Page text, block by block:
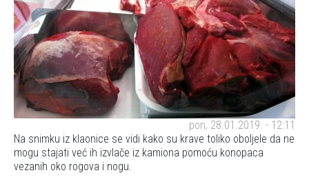
pon, 28.01.2019. - 12:11
Na snimku iz klaonice se vidi kako su krave toliko oboljele da ne
mogu stajati već ih izvlače iz kamiona pomoću konopaca
vezanih oko rogova i nogu.